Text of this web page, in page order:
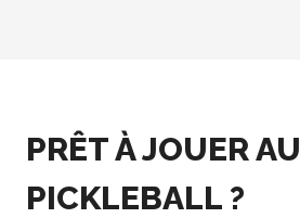
Pickleball
Contact
PRÊT À JOUER AU
PICKLEBALL ?